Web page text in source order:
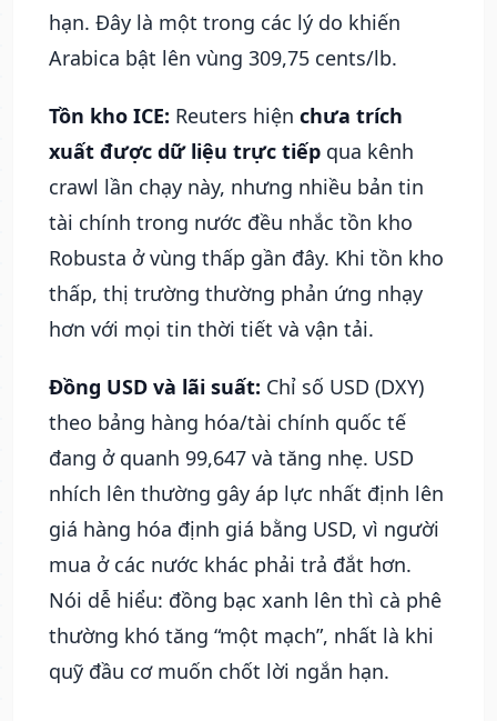
hạn. Đây là một trong các lý do khiến
Arabica bật lên vùng 309,75 cents/lb.
Tồn kho ICE: Reuters hiện chưa trích
xuất được dữ liệu trực tiếp qua kênh
crawl lần chạy này, nhưng nhiều bản tin
tài chính trong nước đều nhắc tồn kho
Robusta ở vùng thấp gần đây. Khi tồn kho
thấp, thị trường thường phản ứng nhạy
hơn với mọi tin thời tiết và vận tải.
Đồng USD và lãi suất: Chỉ số USD (DXY)
theo bảng hàng hóa/tài chính quốc tế
đang ở quanh 99,647 và tăng nhẹ. USD
nhích lên thường gây áp lực nhất định lên
giá hàng hóa định giá bằng USD, vì người
mua ở các nước khác phải trả đắt hơn.
Nói dễ hiểu: đồng bạc xanh lên thì cà phê
thường khó tăng “một mạch”, nhất là khi
quỹ đầu cơ muốn chốt lời ngắn hạn.